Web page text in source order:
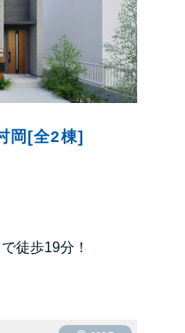
岡[全2棟]
徒歩19分！